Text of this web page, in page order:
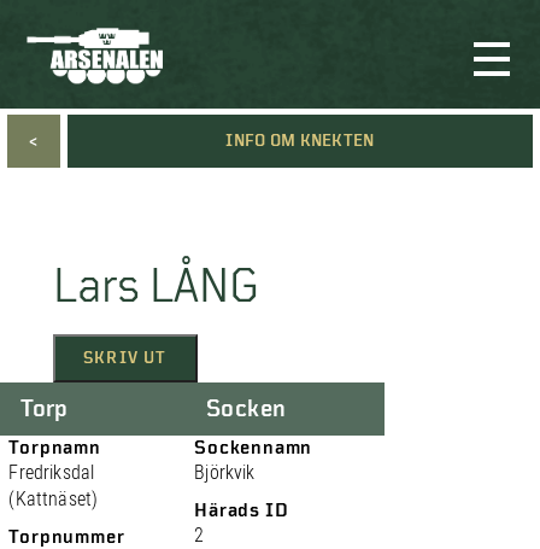
< INFO OM KNEKTEN
Lars LÅNG
SKRIV UT
Torp
Torpnamn
Fredriksdal
(Kattnäset)
Torpnummer
Socken
Sockennamn
Björkvik
Härads ID
2